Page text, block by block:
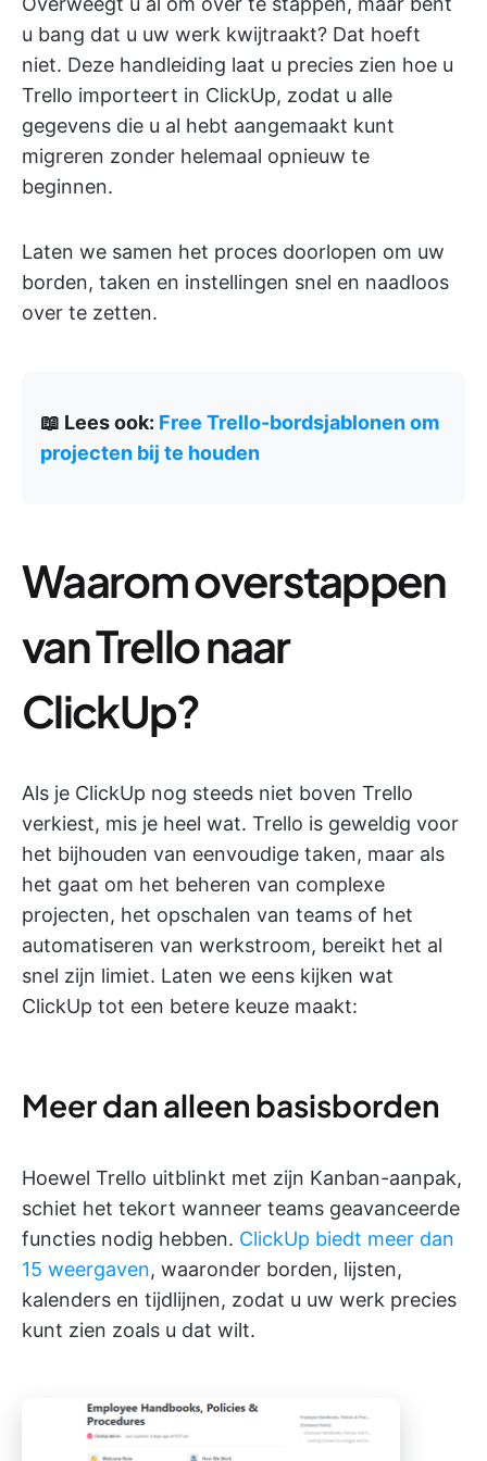
u bang dat u uw werk kwijtraakt? Dat hoeft
niet. Deze handleiding laat u precies zien hoe u
Trello importeert in ClickUp, zodat u alle
gegevens die u al hebt aangemaakt kunt
migreren zonder helemaal opnieuw te
beginnen.
Laten we samen het proces doorlopen om uw
borden, taken en instellingen snel en naadloos
over te zetten.
📖 Lees ook: Free Trello-bordsjablonen om
projecten bij te houden
Waarom overstappen
van Trello naar
ClickUp?
Als je ClickUp nog steeds niet boven Trello
verkiest, mis je heel wat. Trello is geweldig voor
het bijhouden van eenvoudige taken, maar als
het gaat om het beheren van complexe
projecten, het opschalen van teams of het
automatiseren van werkstroom, bereikt het al
snel zijn limiet. Laten we eens kijken wat
ClickUp tot een betere keuze maakt:
Meer dan alleen basisborden
Hoewel Trello uitblinkt met zijn Kanban-aanpak,
schiet het tekort wanneer teams geavanceerde
functies nodig hebben. ClickUp biedt meer dan
15 weergaven, waaronder borden, lijsten,
kalenders en tijdlijnen, zodat u uw werk precies
kunt zien zoals u dat wilt.